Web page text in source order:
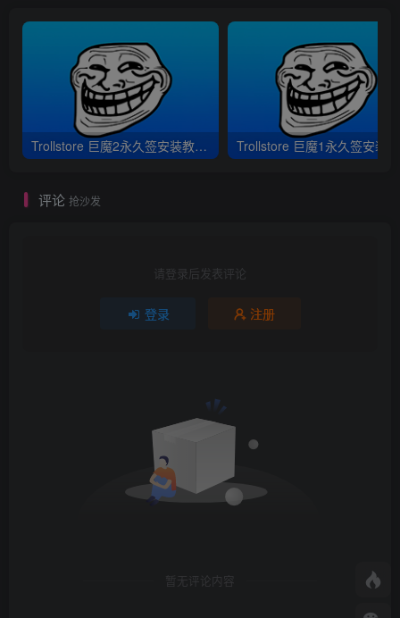
Trollstore 巨魔2永久签安装教程｜支持A8-A17 M1M2 iOS15.5-16.6.1
评论 抢沙发
请登录后发表评论
登录 注册
暂无评论内容